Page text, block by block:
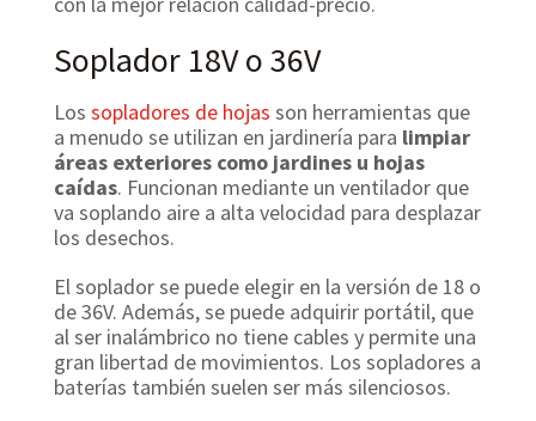
Soplador 18V o 36V
Los sopladores de hojas son herramientas que
a menudo se utilizan en jardinería para limpiar
áreas exteriores como jardines u hojas
caídas. Funcionan mediante un ventilador que
va soplando aire a alta velocidad para desplazar
los desechos.
El soplador se puede elegir en la versión de 18 o
de 36V. Además, se puede adquirir portátil, que
al ser inalámbrico no tiene cables y permite una
gran libertad de movimientos. Los sopladores a
baterías también suelen ser más silenciosos.